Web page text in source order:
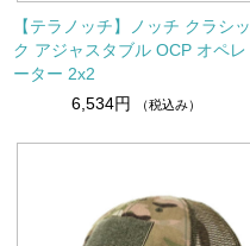
【テラノッチ】ノッチ クラシッ
ク アジャスタブル OCP オペレ
ーター 2x2
6,534円
（税込み）